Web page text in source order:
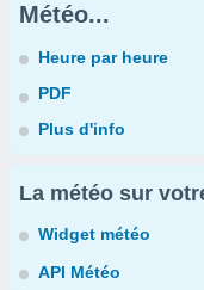
Météo...
Heure par heure
PDF
Plus d'info
La météo sur
Widget météo
API Météo